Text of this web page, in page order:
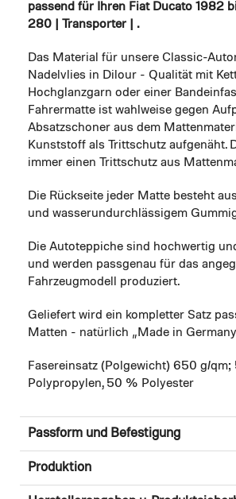
passend für Ihren Fiat Ducato 1982
280 | Transporter | .
Das Material für unsere Classic-
Nadelvlies in Dilour - Qualität mit
Hochglanzgarn oder einer
Fahrermatte ist wahlweise gegen
Absatzschoner aus dem
Kunststoff als Trittschutz aufgenäht.
immer einen Trittschutz aus
Die Rückseite jeder Matte besteht
und wasserundurchlässigem
Die Autoteppiche sind hochwertig
und werden passgenau für das
Fahrzeugmodell produziert.
Geliefert wird ein kompletter Satz
Matten - natürlich „Made in
Fasereinsatz (Polgewicht) 650 g/qm;
Polypropylen, 50 % Polyester
Passform und Befestigung
Produktion